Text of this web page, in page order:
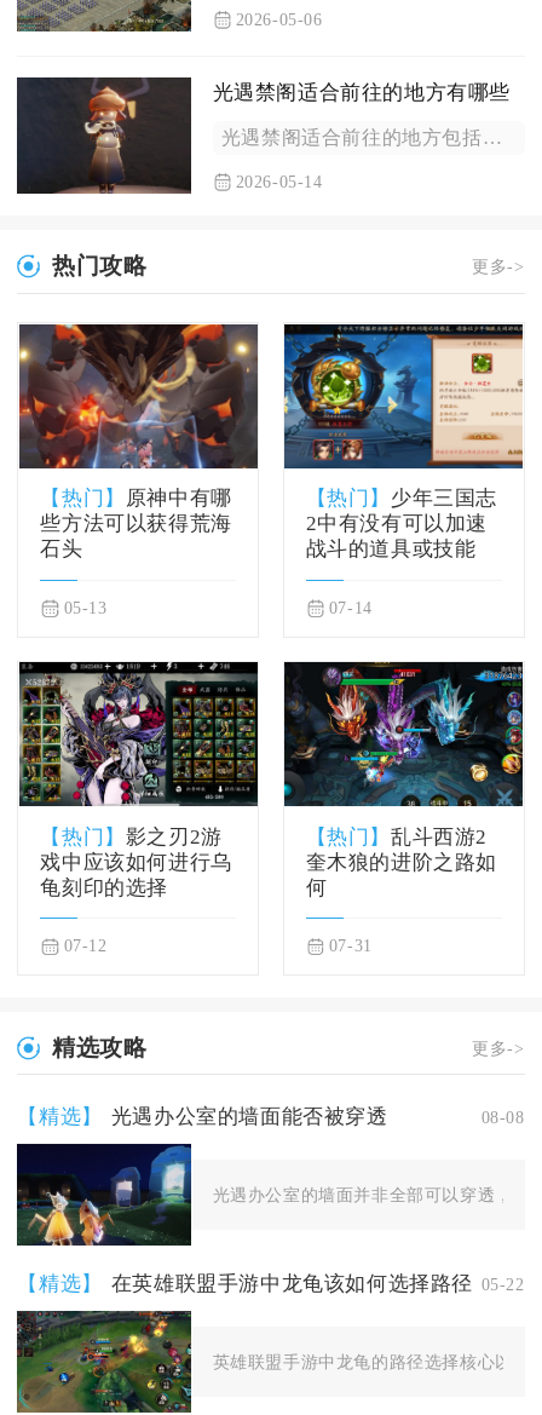
2026-05-06
光遇禁阁适合前往的地方有哪些
光遇禁阁适合前往的地方包括底层档案阁、三层悬浮亭、四层鲲鸣墓...
2026-05-14
热门攻略 更多->
【热门】
原神中有哪
些方法可以获得荒海
石头
05-13
【热门】 少年三国志
2中有没有可以加速
战斗的道具或技能
07-14
【热门】 影之刃2游
戏中应该如何进行乌
龟刻印的选择
07-12
【热门】乱斗西游2
奎木狼的进阶之路如
何
07-31
精选攻略 更多->
【精选】 光遇办公室的墙面能否被穿透 08-08
光遇办公室的墙面并非全部可以穿透，入
【精选】 在英雄联盟手游中龙龟该如何选择路径 05-22
英雄联盟手游中龙龟的路径选择核心以红